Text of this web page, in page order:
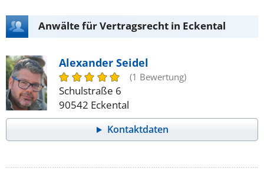
Anwälte für Vertragsrecht in Eckental
Alexander Seidel
(1 Bewertung)
Schulstraße 6
90542 Eckental
Kontaktdaten